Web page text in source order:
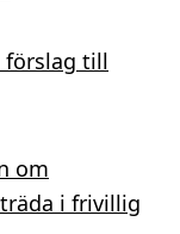
förslag till
om
i frivillig